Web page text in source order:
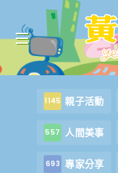
1145 親子活動
557 人間美事
693 專家分享